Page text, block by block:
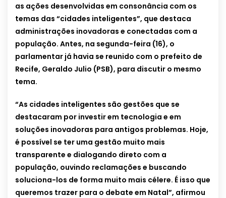
as ações desenvolvidas em consonância com os
temas das “cidades inteligentes”, que destaca
administrações inovadoras e conectadas com a
população. Antes, na segunda-feira (16), o
parlamentar já havia se reunido com o prefeito de
Recife, Geraldo Julio (PSB), para discutir o mesmo
tema.
“As cidades inteligentes são gestões que se
destacaram por investir em tecnologia e em
soluções inovadoras para antigos problemas. Hoje,
é possível se ter uma gestão muito mais
transparente e dialogando direto com a
população, ouvindo reclamações e buscando
soluciona-los de forma muito mais célere. É isso que
queremos trazer para o debate em Natal”, afirmou